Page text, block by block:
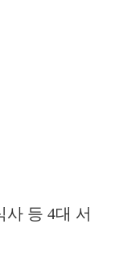
사 등 4대 서